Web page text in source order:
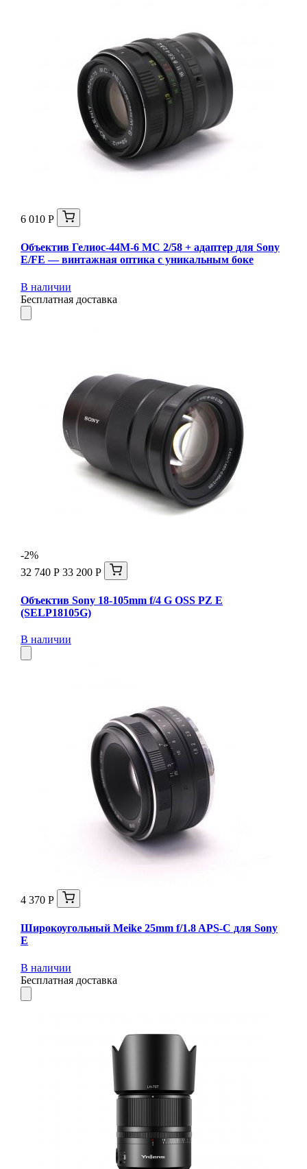
6 010 Р
Объектив Гелиос-44М-6 МС 2/58 + адаптер для Sony
E/FE — винтажная оптика с уникальным боке
В наличии
Бесплатная доставка
-2%
32 740 Р 33 200 Р
Объектив Sony 18-105mm f/4 G OSS PZ E
(SELP18105G)
В наличии
4 370 Р
Широкоугольный Meike 25mm f/1.8 APS-C для Sony
E
В наличии
Бесплатная доставка